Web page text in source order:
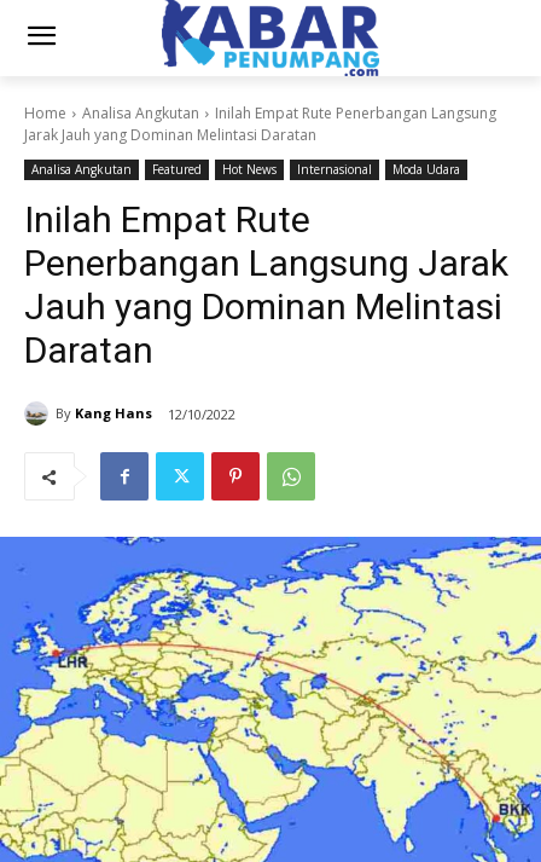
Home Analisa Angkutan
Inilah Empat Rute Penerbangan Langsung
Jarak Jauh yang Dominan Melintasi Daratan
Analisa Angkutan Featured Hot News Internasional Moda Udara
Inilah Empat Rute
Penerbangan Langsung Jarak
Jauh yang Dominan Melintasi
Daratan
By Kang Hans 12/10/2022